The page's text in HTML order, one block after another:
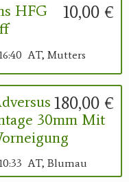
10,00 €
HFG
AT, Mutters
180,00 €
30mm Mit
AT, Blumau